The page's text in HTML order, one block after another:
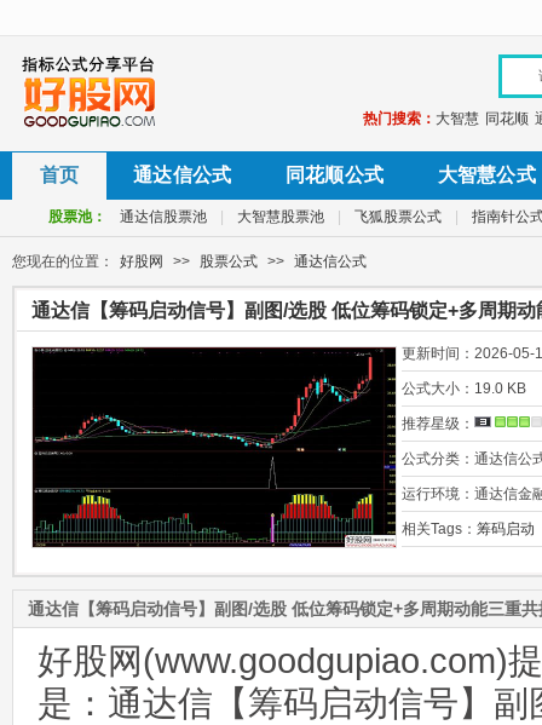
热门搜索： 大智慧 同花顺
首页 通达信公式 同花顺公式 大智慧公式
股票池： 通达信股票池 大智慧股票池 飞狐股票公式 指南针公
您现在的位置： 好股网 >> 股票公式 >> 通达信公式
通达信【筹码启动信号】副图/选股 低位筹码锁定+多周期
更新时间： 2026-05-
公式大小： 19.0 KB
推荐星级：
公式分类： 通达信公
运行环境： 通达信金
相关Tags： 筹码启动
通达信【筹码启动信号】副图/选股 低位筹码锁定+多周期动能三重
好股网(www.goodgupiao.com)
是：通达信【筹码启动信号】